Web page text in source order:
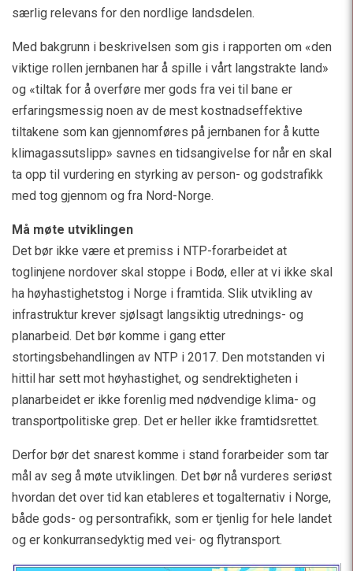
særlig relevans for den nordlige landsdelen.
Med bakgrunn i beskrivelsen som gis i rapporten om «den
viktige rollen jernbanen har å spille i vårt langstrakte land»
og «tiltak for å overføre mer gods fra vei til bane er
erfaringsmessig noen av de mest kostnadseffektive
tiltakene som kan gjennomføres på jernbanen for å kutte
klimagassutslipp» savnes en tidsangivelse for når en skal
ta opp til vurdering en styrking av person- og godstrafikk
med tog gjennom og fra Nord-Norge.
Må møte utviklingen
Det bør ikke være et premiss i NTP-forarbeidet at
toglinjene nordover skal stoppe i Bodø, eller at vi ikke skal
ha høyhastighetstog i Norge i framtida. Slik utvikling av
infrastruktur krever sjølsagt langsiktig utrednings- og
planarbeid. Det bør komme i gang etter
stortingsbehandlingen av NTP i 2017. Den motstanden vi
hittil har sett mot høyhastighet, og sendrektigheten i
planarbeidet er ikke forenlig med nødvendige klima- og
transportpolitiske grep. Det er heller ikke framtidsrettet.
Derfor bør det snarest komme i stand forarbeider som tar
mål av seg å møte utviklingen. Det bør nå vurderes seriøst
hvordan det over tid kan etableres et togalternativ i Norge,
både gods- og persontrafikk, som er tjenlig for hele landet
og er konkurransedyktig med vei- og flytransport.